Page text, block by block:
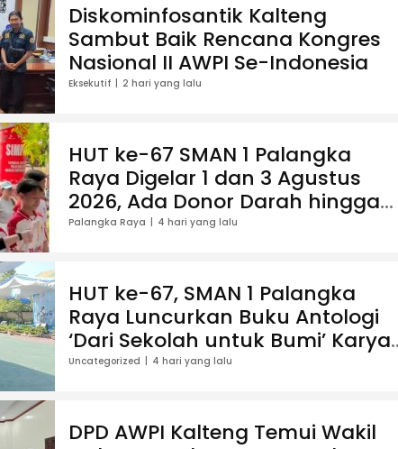
Diskominfosantik Kalteng
Sambut Baik Rencana Kongres
Nasional II AWPI Se-Indonesia
Eksekutif 2 hari yang lalu
HUT ke-67 SMAN 1 Palangka
Raya Digelar 1 dan 3 Agustus
2026, Ada Donor Darah hingga
Jalan Santai Berhadiah Doorprize
Palangka Raya 4 hari yang lalu
HUT ke-67, SMAN 1 Palangka
Raya Luncurkan Buku Antologi
‘Dari Sekolah untuk Bumi’ Karya
13 Guru
Uncategorized 4 hari yang lalu
DPD AWPI Kalteng Temui Wakil